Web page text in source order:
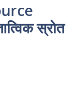
स्रोत